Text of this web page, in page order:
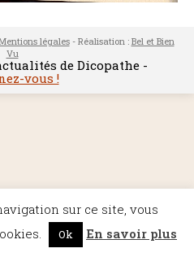
légales- Réalisation : Bel et Bien
Vu
de Dicopathe -
vous !
sur ce site, vous
Ok En savoir plus